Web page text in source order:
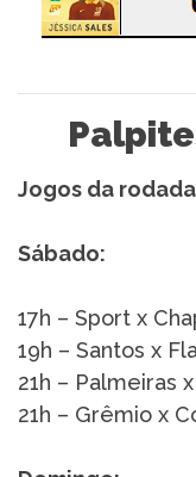
Jogos da rodada
Sábado:
17h – Sport x
19h – Santos x
21h – Palmeiras
21h – Grêmio x